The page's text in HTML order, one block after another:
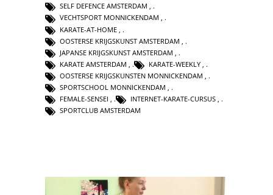
SELF DEFENCE AMSTERDAM ,
VECHTSPORT MONNICKENDAM ,
KARATE-AT-HOME
OOSTERSE KRIJGSKUNST AMSTERDAM
JAPANSE KRIJGSKUNST AMSTERDAM
KARATE AMSTERDAM
KARATE-WEEKLY
OOSTERSE KRIJGSKUNSTEN MONNICKENDAM
SPORTSCHOOL MONNICKENDAM
FEMALE-SENSEI
INTERNET-KARATE-CURSUS
SPORTCLUB AMSTERDAM